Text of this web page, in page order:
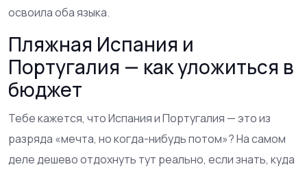
освоила оба языка.
Пляжная Испания и
Португалия — как уложиться в
бюджет
Тебе кажется, что Испания и Португалия — это из
разряда «мечта, но когда-нибудь потом»? На самом
деле дешево отдохнуть тут реально, если знать, куда